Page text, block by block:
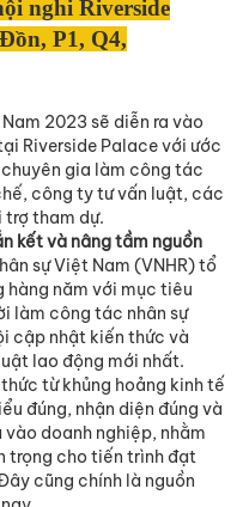
nghi Riverside
P1, Q4,
2023 sẽ diễn ra vào
Riverside Palace với ước
gia làm công tác
công ty tư vấn luật, các
tham dự.
kết và nâng tầm nguồn
sự Việt Nam (VNHR) tổ
hàng năm với mục tiêu
làm công tác nhân sự
cập nhật kiến thức và
lao động mới nhất.
từ khủng hoảng kinh tế
đúng, nhận diện đúng và
doanh nghiệp, nhằm
trọng cho tiến trình đạt
cũng chính là nguồn